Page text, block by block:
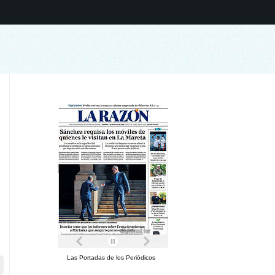
Las Portadas de los Periódicos